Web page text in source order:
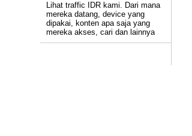
Lihat traffic IDR kami. Dari mana
mereka datang, device yang
dipakai, konten apa saja yang
mereka akses, cari dan lainnya